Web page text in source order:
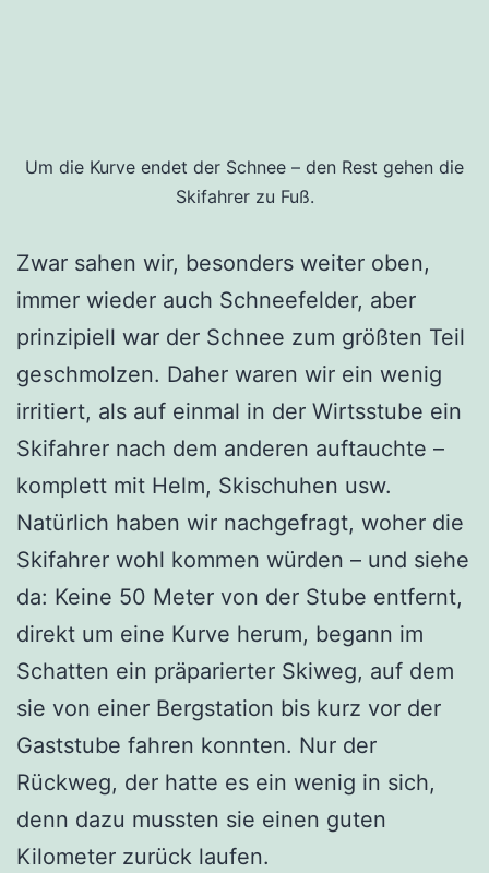
Um die Kurve endet der Schnee – den Rest gehen die
Skifahrer zu Fuß.
Zwar sahen wir, besonders weiter oben,
immer wieder auch Schneefelder, aber
prinzipiell war der Schnee zum größten Teil
geschmolzen. Daher waren wir ein wenig
irritiert, als auf einmal in der Wirtsstube ein
Skifahrer nach dem anderen auftauchte –
komplett mit Helm, Skischuhen usw.
Natürlich haben wir nachgefragt, woher die
Skifahrer wohl kommen würden – und siehe
da: Keine 50 Meter von der Stube entfernt,
direkt um eine Kurve herum, begann im
Schatten ein präparierter Skiweg, auf dem
sie von einer Bergstation bis kurz vor der
Gaststube fahren konnten. Nur der
Rückweg, der hatte es ein wenig in sich,
denn dazu mussten sie einen guten
Kilometer zurück laufen.